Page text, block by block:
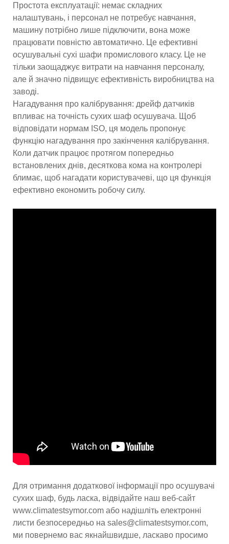
Простота експлуатації: немає складних
налаштувань, і персонал не потребує навчання,
машину потрібно лише підключити, вона може
працювати повністю автоматично. Це ефективні
осушувальні сухі шафи промислового класу. Це не
тільки заощаджує витрати на навчання персоналу,
але й значно підвищує ефективність виробництва на
заводі.
Нагадування про калібрування: дрейф датчиків
впливає на точність сухих шаф осушувача. Щоб
відповідати нормам ISO, ця модель пропонує
функцію нагадування про закінчення калібрування.
Коли датчик працює протягом попередньо
встановлених днів, десяткова кома на контролері
блимає, щоб нагадати користувачеві, що ця функція
ефективно економить робочу силу.
Для отримання додаткової інформації про осушувачі
сухих шаф, будь ласка, відвідайте наш веб-сайт
www.climatestsymor.com або надішліть електронні
листи безпосередньо на sales@climatestsymor.com,
ми повернемо вас якнайшвидше, ласкаво просимо